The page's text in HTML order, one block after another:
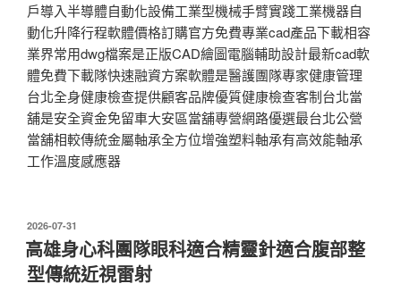
戶導入半導體自動化設備工業型機械手臂實踐工業機器自
動化升降行程軟體價格訂購官方免費專業cad產品下載相容
業界常用dwg檔案是正版CAD繪圖電腦輔助設計最新cad軟
體免費下載隊快速融資方案軟體是醫護團隊專家健康管理
台北全身健康檢查提供顧客品牌優質健康檢查客制台北當
舖是安全資金免留車大安區當舖專營網路優選最台北公營
當舖相較傳統金屬軸承全方位增強塑料軸承有高效能軸承
工作溫度感應器
發
佈
於
2026-07-31
高雄身心科團隊眼科適合精靈針適合腹部整
型傳統近視雷射